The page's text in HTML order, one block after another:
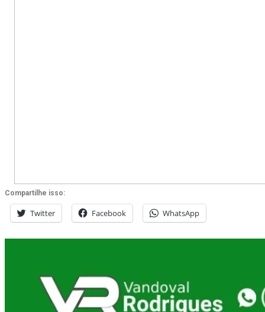
Compartilhe isso:
Twitter Facebook WhatsApp